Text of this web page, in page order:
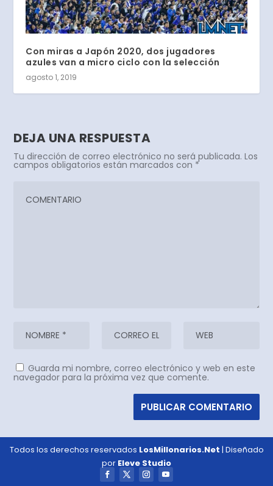
Con miras a Japón 2020, dos jugadores
azules van a micro ciclo con la selección
agosto 1, 2019
DEJA UNA RESPUESTA
Tu dirección de correo electrónico no será publicada. Los
campos obligatorios están marcados con *
Guarda mi nombre, correo electrónico y web en este
navegador para la próxima vez que comente.
Todos los derechos reservados LosMillonarios.Net | Diseñado
por Eleve Studio